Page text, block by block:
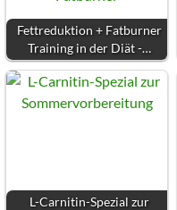
Fettreduktion + Fatburner
Training in der Diät -…
L-Carnitin-Spezial zur